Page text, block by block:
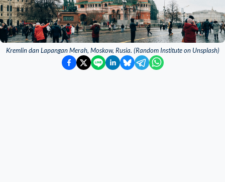
Kremlin dan Lapangan Merah, Moskow, Rusia. (Random Institute on Unsplash)